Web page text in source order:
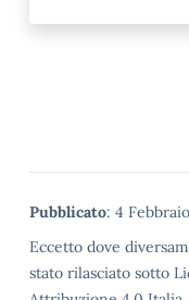
Metadata
Pubblicato: 4
Eccetto dove
stato rilasciato sotto